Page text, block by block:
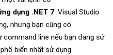
dụng .NET 7. Visual Studio
nhưng bạn cũng có
line nếu bạn đang sử
biến nhất sử dụng